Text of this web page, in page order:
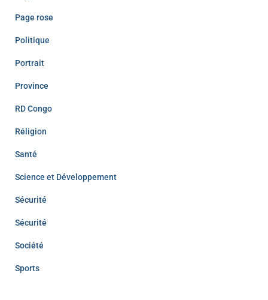
Page rose
Politique
Portrait
Province
RD Congo
Réligion
Santé
Science et Développement
Sécurité
Sécurité
Société
Sports